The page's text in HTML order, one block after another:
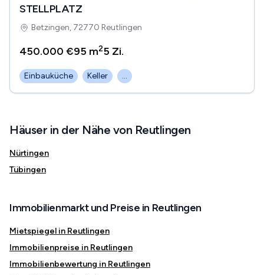
STELLPLATZ
Betzingen, 72770 Reutlingen
450.000 €95 m25 Zi.
Einbauküche Keller ...
Häuser in der Nähe von Reutlingen
Nürtingen
Tübingen
Immobilienmarkt und Preise in Reutlingen
Mietspiegel in Reutlingen
Immobilienpreise in Reutlingen
Immobilienbewertung in Reutlingen